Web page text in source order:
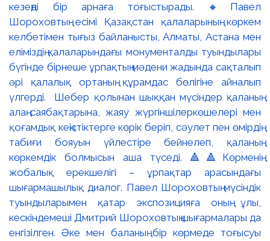
кезеңді бір арнаға тоғыстырады. 🔸Павел
Шороховтың есімі Қазақстан қалаларының көркем
келбетімен тығыз байланысты, Алматы, Астана мен
еліміздің қалаларындағы монументалды туындылары
бүгінде бірнеше ұрпақтың мәдени жадында сақталып
әрі қалалық ортаның құрамдас бөлігіне айналып
үлгерді. Шебер қолынан шыққан мүсіндер қаланың
алаң-саябақтарына, жаяу жүргіншілеркөшелері мен
қоғамдық кеңістіктерге көрік беріп, сәулет пен өмірдің
табиғи бояуын үйлестіре бейнелеп, қаланың
көркемдік болмысын аша түседі. 🔺🔺Көрменің
жобалық ерекшелігі – ұрпақтар арасындағы
шығармашылық диалог. Павел Шороховтың мүсіндік
туындыларымен қатар экспозицияға оның ұлы,
кескіндемеші Дмитрий Шороховтың шығармалары да
енгізілген. Әке мен баланың бір көрмеде тоғысуы